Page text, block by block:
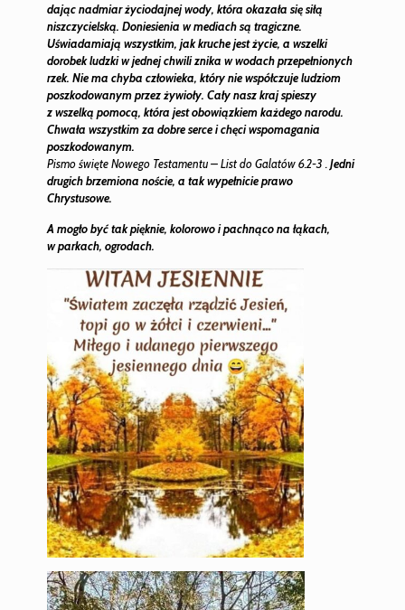
dając nadmiar życiodajnej wody, która okazała się siłą
niszczycielską. Doniesienia w mediach są tragiczne.
Uświadamiają wszystkim, jak kruche jest życie, a wszelki
dorobek ludzki w jednej chwili znika w wodach przepełnionych
rzek. Nie ma chyba człowieka, który nie współczuje ludziom
poszkodowanym przez żywioły. Cały nasz kraj spieszy
z wszelką pomocą, która jest obowiązkiem każdego narodu.
Chwała wszystkim za dobre serce i chęci wspomagania
poszkodowanym.
Pismo święte Nowego Testamentu – List do Galatów 6.2-3 . Jedni
drugich brzemiona noście, a tak wypełnicie prawo
Chrystusowe.
A mogło być tak pięknie, kolorowo i pachnąco na łąkach,
w parkach, ogrodach.